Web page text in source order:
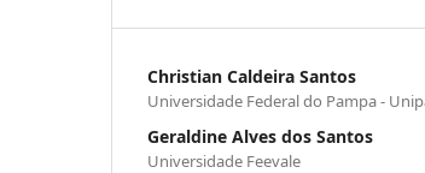
Christian Caldeira Santos
Universidade Federal do Pampa -
Geraldine Alves dos Santos
Universidade Feevale